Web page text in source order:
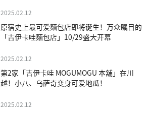
2025.02.12
原宿史上最可爱麵包店即将诞生！万众瞩目的
「吉伊卡哇麵包店」10/29盛大开幕
2025.02.12
第2家「吉伊卡哇 MOGUMOGU 本舖」在川
越！小八、乌萨奇变身可爱地瓜！
2025.02.12